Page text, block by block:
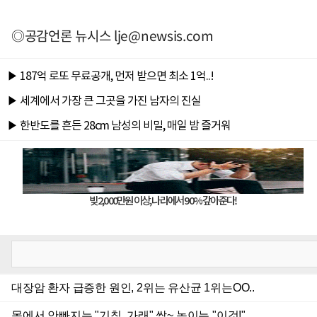
◎공감언론 뉴시스lje@newsis.com